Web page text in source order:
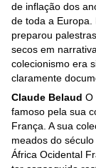
de inflação dos
de toda a Europa.
preparou
secos em
colecionismo era
claramente
Claude Belaud O
famoso pela sua
França. A sua
meados do
África Ocidental